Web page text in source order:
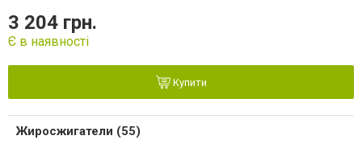
3 204 грн.
Є в наявності
Купити
Жиросжигатели (55)